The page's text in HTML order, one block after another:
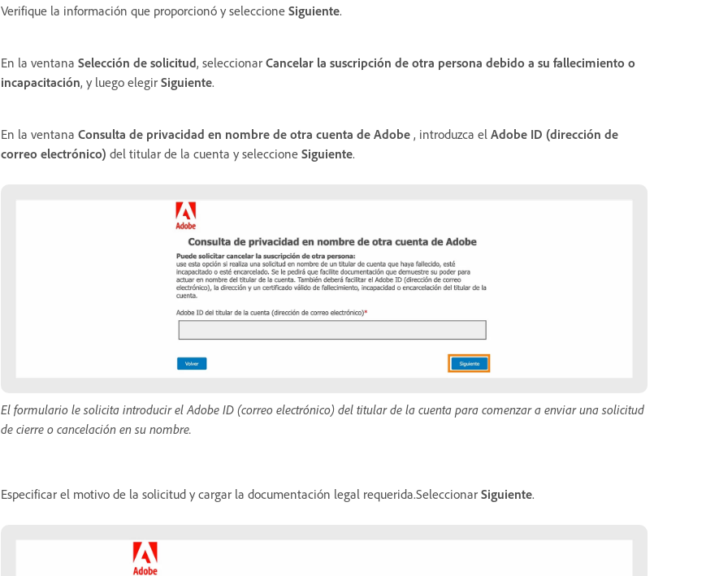
Verifique la información que proporcionó y seleccione Siguiente.
En la ventana Selección de solicitud, seleccionar Cancelar la suscripción de otra persona debido a su fallecimiento o
incapacitación, y luego elegir Siguiente.
En la ventana Consulta de privacidad en nombre de otra cuenta de Adobe , introduzca el Adobe ID (dirección de
correo electrónico) del titular de la cuenta y seleccione Siguiente.
El formulario le solicita introducir el Adobe ID (correo electrónico) del titular de la cuenta para comenzar a enviar una solicitud
de cierre o cancelación en su nombre.
Especificar el motivo de la solicitud y cargar la documentación legal requerida.Seleccionar Siguiente.